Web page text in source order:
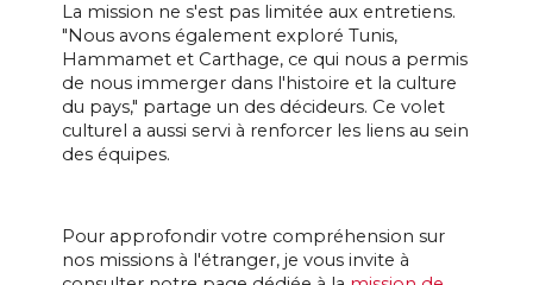
La mission ne s'est pas limitée aux entretiens.
"Nous avons également exploré Tunis,
Hammamet et Carthage, ce qui nous a permis
de nous immerger dans l'histoire et la culture
du pays," partage un des décideurs. Ce volet
culturel a aussi servi à renforcer les liens au sein
des équipes.
Pour approfondir votre compréhension sur
nos missions à l'étranger, je vous invite à